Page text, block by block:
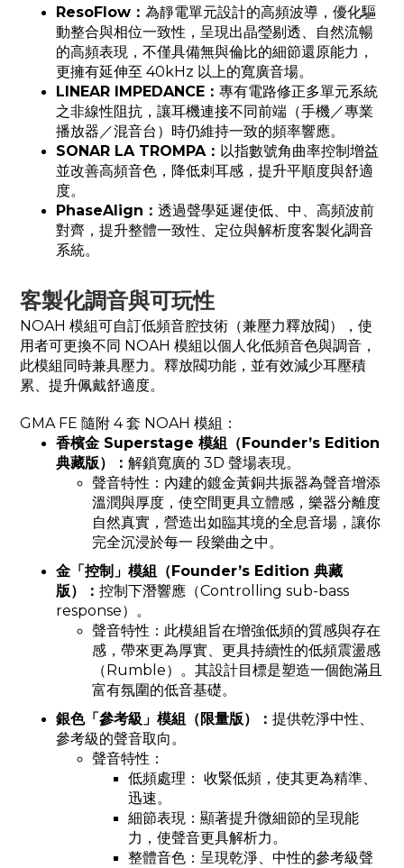
ResoFlow： 為靜電單元設計的高頻波導，優化驅
動整合與相位一致性，呈現出晶瑩剔透、自然流暢
的高頻表現，不僅具備無與倫比的細節還原能力，
更擁有延伸至 40kHz 以上的寬廣音場。
LINEAR IMPEDANCE： 專有電路修正多單元系統
之非線性阻抗，讓耳機連接不同前端（手機／專業
播放器／混音台）時仍維持一致的頻率響應。
SONAR LA TROMPA： 以指數號角曲率控制增益
並改善高頻音色，降低刺耳感，提升平順度與舒適
度。
PhaseAlign： 透過聲學延遲使低、中、高頻波前
對齊，提升整體一致性、定位與解析度客製化調音
系統。
客製化調音與可玩性
NOAH 模組可自訂低頻音腔技術（兼壓力釋放閥），使
用者可更換不同 NOAH 模組以個人化低頻音色與調音，
此模組同時兼具壓力。釋放閥功能，並有效減少耳壓積
累、提升佩戴舒適度。
GMA FE 隨附 4 套 NOAH 模組：
香檳金 Superstage 模組（Founder’s Edition
典藏版）： 解鎖寬廣的 3D 聲場表現。
聲音特性：內建的鍍金黃銅共振器為聲音增添
溫潤與厚度，使空間更具立體感，樂器分離度
自然真實，營造出如臨其境的全息音場，讓你
完全沉浸於每一 段樂曲之中。
金「控制」模組（Founder’s Edition 典藏
版）： 控制下潛響應（Controlling sub-bass
response）。
聲音特性：此模組旨在增強低頻的質感與存在
感，帶來更為厚實、更具持續性的低頻震盪感
（Rumble）。其設計目標是塑造一個飽滿且
富有氛圍的低音基礎。
銀色「參考級」模組（限量版）： 提供乾淨中性、
參考級的聲音取向。
聲音特性：
低頻處理： 收緊低頻，使其更為精準、
迅速。
細節表現：顯著提升微細節的呈現能
力，使聲音更具解析力。
整體音色：呈現乾淨、中性的參考級聲